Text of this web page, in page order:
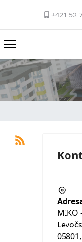
+421 52
MIKO